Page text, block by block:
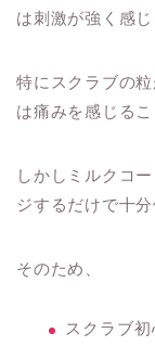
は刺激が強く感
特にスクラブの
は痛みを感じる
しかしミルクコ
ジするだけで十
そのため、
スクラブ